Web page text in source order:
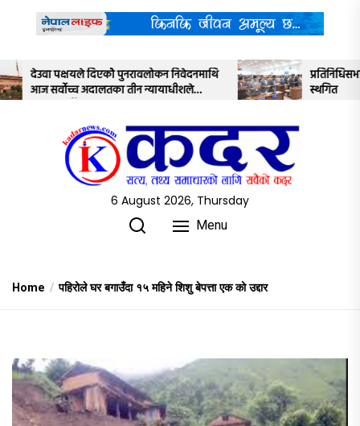
content
निवेदनमाथि
तीन न्यायाधीशले
प्रतिनिधिसभाको बैठक साउन २२
स्थगित
6 August 2026, Thursday
Menu
Home पहिरोले घर बगाउँदा १५ महिने शिशु बेपत्ता एक को उद्दार